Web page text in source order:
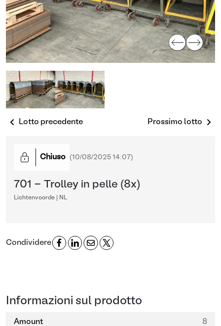
Lotto precedente Prossimo lotto
Chiuso (10/08/2025 14:07)
701 - Trolley in pelle (8x)
Lichtenvoorde | NL
Condividere
Informazioni sul prodotto
Amount 8